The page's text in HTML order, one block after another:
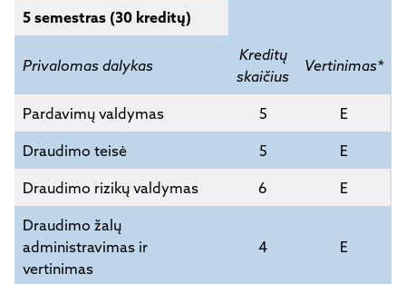
5 semestras (30 kreditų)
Privalomas dalykas
Kreditų
skaičius
Vertinimas*
Pardavimų valdymas 5 E
Draudimo teisė 5 E
Draudimo rizikų valdymas 6 E
Draudimo žalų
administravimas ir
vertinimas
4 E